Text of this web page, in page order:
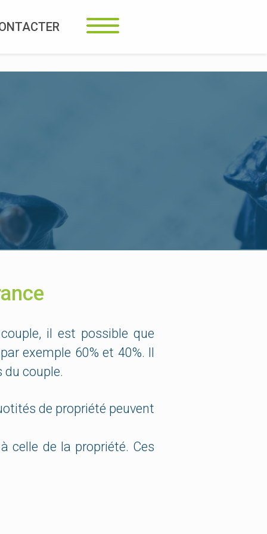
il est possible que
exemple 60% et 40%. Il
couple.
de propriété peuvent
celle de la propriété. Ces